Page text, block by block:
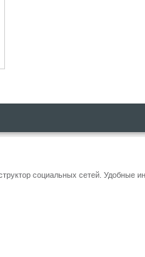
социальных сетей. Удобные